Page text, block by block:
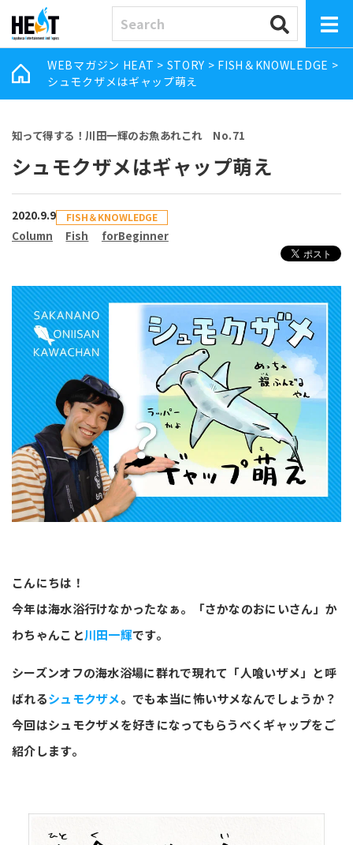
WEBマガジン HEAT > STORY > FISH＆KNOWLEDGE >
シュモクザメはギャップ萌え
知って得する！川田一輝のお魚あれこれ No.71
シュモクザメはギャップ萌え
2020.9.9 FISH＆KNOWLEDGE
Column Fish forBeginner
こんにちは！
今年は海水浴行けなかったなぁ。「さかなのおにいさん」か
わちゃんこと川田一輝です。
シーズンオフの海水浴場に群れで現れて「人喰いザメ」と呼
ばれるシュモクザメ。でも本当に怖いサメなんでしょうか？
今回はシュモクザメを好きになってもらうべくギャップをご
紹介します。